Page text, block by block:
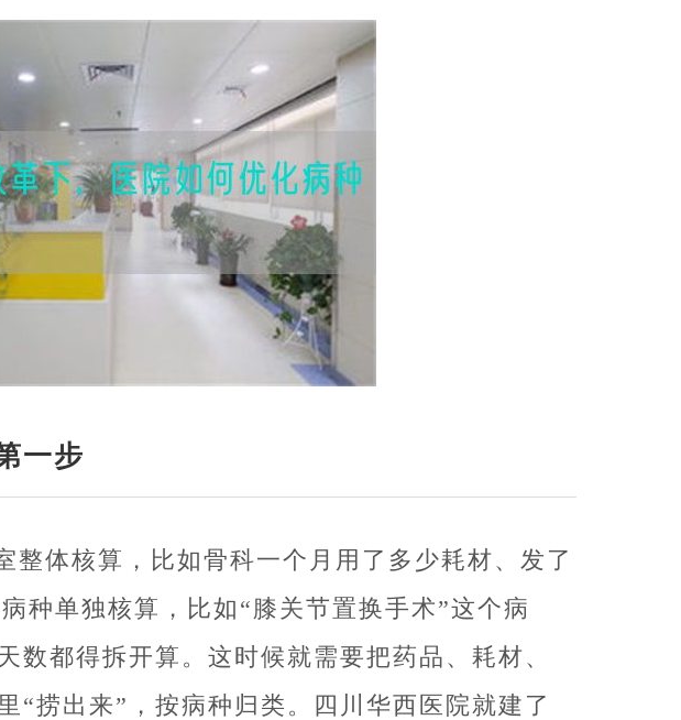
一步
整体核算，比如骨科一个月用了多少耗材、发了
种单独核算，比如“膝关节置换手术”这个病
数都得拆开算。这时候就需要把药品、耗材、
“捞出来”，按病种归类。四川华西医院就建了